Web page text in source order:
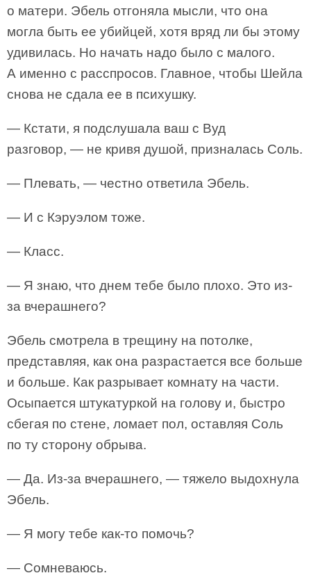
о матери. Эбель отгоняла мысли, что она
могла быть ее убийцей, хотя вряд ли бы этому
удивилась. Но начать надо было с малого.
А именно с расспросов. Главное, чтобы Шейла
снова не сдала ее в психушку.
— Кстати, я подслушала ваш с Вуд
разговор, — не кривя душой, призналась Соль.
— Плевать, — честно ответила Эбель.
— И с Кэруэлом тоже.
— Класс.
— Я знаю, что днем тебе было плохо. Это из-
за вчерашнего?
Эбель смотрела в трещину на потолке,
представляя, как она разрастается все больше
и больше. Как разрывает комнату на части.
Осыпается штукатуркой на голову и, быстро
сбегая по стене, ломает пол, оставляя Соль
по ту сторону обрыва.
— Да. Из-за вчерашнего, — тяжело выдохнула
Эбель.
— Я могу тебе как-то помочь?
— Сомневаюсь.